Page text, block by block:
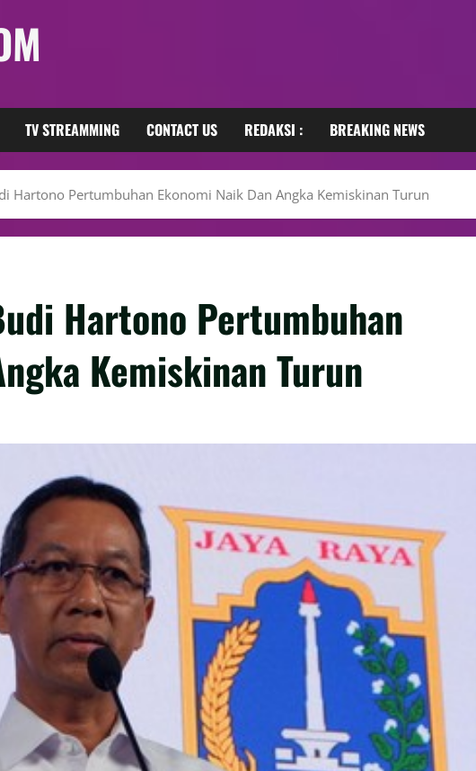
TV STREAMMING CONTACT US REDAKSI : BREAKING NEWS
Hartono Pertumbuhan Ekonomi Naik Dan Angka Kemiskinan Turun
Hartono Pertumbuhan
Kemiskinan Turun